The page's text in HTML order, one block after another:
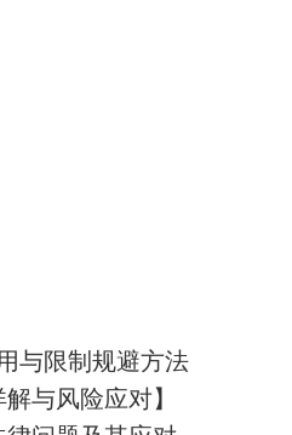
与限制规避方法
与风险应对】